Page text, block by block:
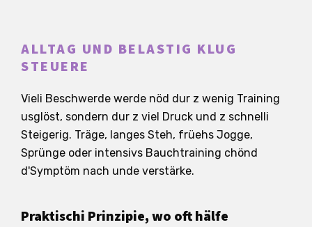
ALLTAG UND BELASTIG KLUG
STEUERE
Vieli Beschwerde werde nöd dur z wenig Training
usglöst, sondern dur z viel Druck und z schnelli
Steigerig. Träge, langes Steh, früehs Jogge,
Sprünge oder intensivs Bauchtraining chönd
d'Symptöm nach unde verstärke.
Praktischi Prinzipie, wo oft hälfe